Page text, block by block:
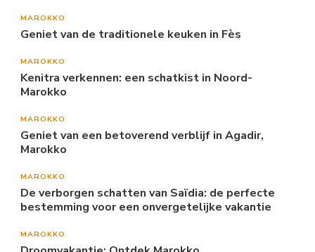
MAROKKO
Geniet van de traditionele keuken in Fès
MAROKKO
Kenitra verkennen: een schatkist in Noord-
Marokko
MAROKKO
Geniet van een betoverend verblijf in Agadir,
Marokko
MAROKKO
De verborgen schatten van Saïdia: de perfecte
bestemming voor een onvergetelijke vakantie
MAROKKO